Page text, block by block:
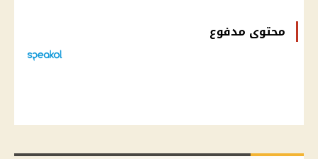
محتوى مدفوع